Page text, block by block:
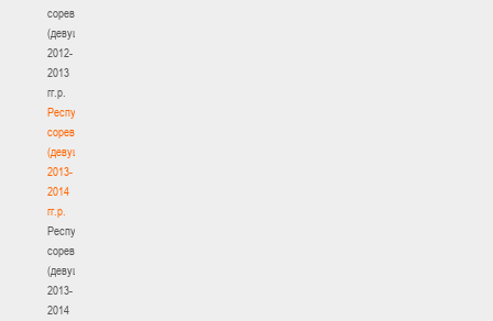
соревнования
(девушки)
2012-
2013
гг.р.
Республиканские
соревнования
(девушки)
2013-
2014
гг.р.
Республиканские
соревнования
(девушки)
2013-
2014